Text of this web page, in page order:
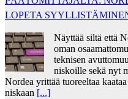
LOPETA
Näyttää siltä että
oman
teknisen
niskoille sekä nyt
Nordea yrittää tuoreeltaa
niskaan [...]